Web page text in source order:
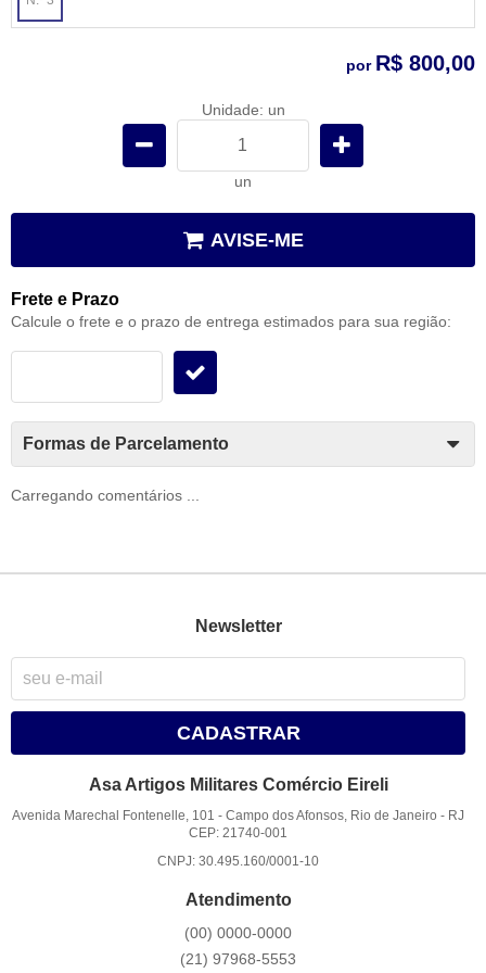
x
por R$ 800,00
Unidade: un
un
AVISE-ME
Frete e Prazo
Calcule o frete e o prazo de entrega estimados para sua região:
Formas de Parcelamento
Carregando comentários ...
Newsletter
CADASTRAR
Asa Artigos Militares Comércio Eireli
Avenida Marechal Fontenelle, 101 -Campo dos Afonsos, Rio de Janeiro - RJ
CEP: 21740-001
CNPJ: 30.495.160/0001-10
Atendimento
(00) 0000-0000
(21) 97968-5553